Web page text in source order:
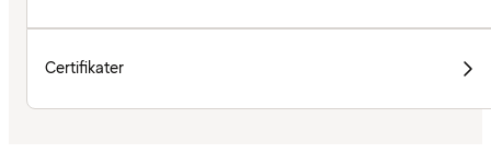
Certifikater